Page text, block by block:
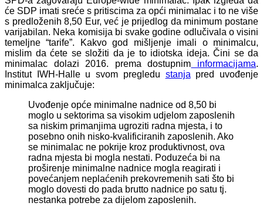
će SDP imati sreće s pritiscima za opći minimalac i to ne više
s predloženih 8,50 Eur, već je prijedlog da minimum postane
varijabilan. Neka komisija bi svake godine odlučivala o visini
temeljne “tarife”. Kakvo god mišljenje imali o minimalcu,
mislim da ćete se složiti da je to idiotska ideja. Čini se da
minimalac dolazi 2016. prema dostupnim informacijama.
Institut IWH-Halle u svom pregledu stanja pred uvođenje
minimalca zaključuje:
Uvođenje opće minimalne nadnice od 8,50 bi
moglo u sektorima sa visokim udjelom zaposlenih
sa niskim primanjima ugroziti radna mjesta, i to
posebno onih nisko-kvalificiranih zaposlenih. Ako
se minimalac ne pokrije kroz produktivnost, ova
radna mjesta bi mogla nestati. Poduzeća bi na
proširenje minimalne nadnice mogla reagirati i
povećanjem neplaćenih prekovremenih sati što bi
moglo dovesti do pada brutto nadnice po satu tj.
nestanka potrebe za dijelom zaposlenih.